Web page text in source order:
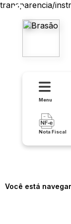
transparencia/
Menu
Nota Fiscal
Você está